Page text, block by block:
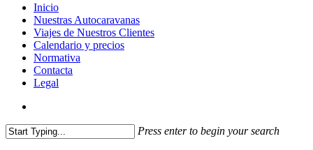
search
Menu
Inicio
Nuestras Autocaravanas
Viajes de Nuestros Clientes
Calendario y precios
Normativa
Contacta
Legal
Press enter to begin your search